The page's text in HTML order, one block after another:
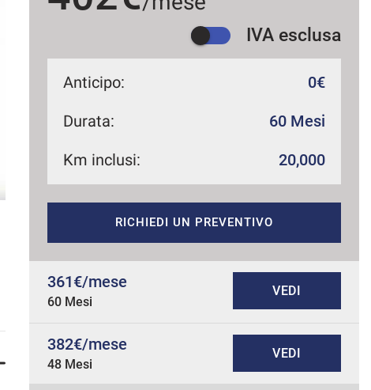
IVA esclusa
Anticipo: 0€
Durata: 60 Mesi
Km inclusi: 20,000
RICHIEDI UN PREVENTIVO
361€/mese
60 Mesi
VEDI
382€/mese
48 Mesi
VEDI